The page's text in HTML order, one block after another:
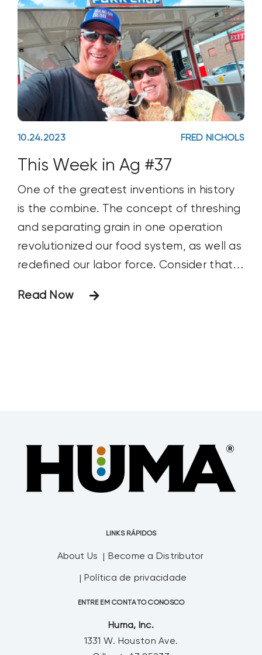
pollen between the flowers. Pumpkin
growers will rent bee colonies during the
growing season to ensure better
pollination and higher yields.
10.24.2023 FRED NICHOLS
This Week in Ag #37
One of the greatest inventions in history
is the combine. The concept of threshing
and separating grain in one operation
revolutionized our food system, as well as
redefined our labor force. Consider that
workforce was involved in some aspect
Jesse James style mask while operating
their first self-propelled combine without
a cab.
Read Now
LINKS RÁPIDOS
About Us Become a Distributor
Política de privacidade
ENTRE EM CONTATO CONOSCO
Huma, Inc.
1331 W. Houston Ave.